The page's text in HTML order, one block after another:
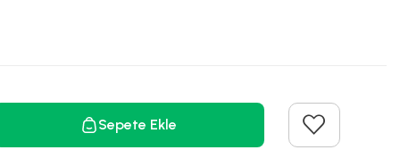
Sepete Ekle